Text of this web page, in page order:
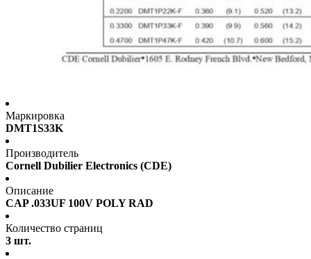
Маркировка
DMT1S33K
Производитель
Cornell Dubilier Electronics (CDE)
Описание
CAP .033UF 100V POLY RAD
Количество страниц
3 шт.